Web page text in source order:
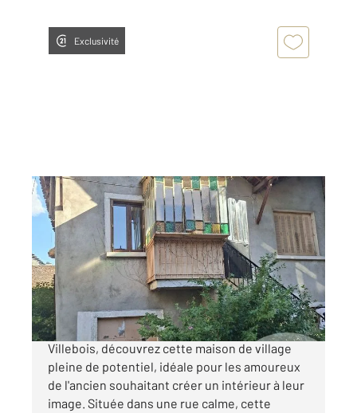
Exclusivité
VILLEBOIS 01
63,60 m2, 3 pièces
Ref : 1270
Maison à vendre
115 000 €
Exclusivité Au cœur du charmant village de
Villebois, découvrez cette maison de village
pleine de potentiel, idéale pour les amoureux
de l'ancien souhaitant créer un intérieur à leur
image. Située dans une rue calme, cette